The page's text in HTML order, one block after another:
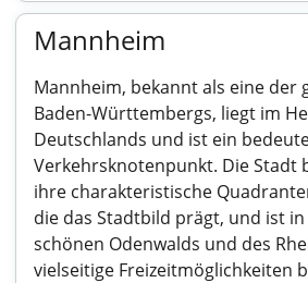
Mannheim
Mannheim, bekannt als eine der
Baden-Württembergs, liegt im
Deutschlands und ist ein
Verkehrsknotenpunkt. Die Stadt
ihre charakteristische
die das Stadtbild prägt, und ist
schönen Odenwalds und des
vielseitige Freizeitmöglichkeiten